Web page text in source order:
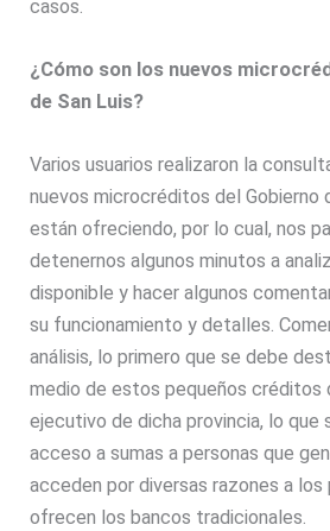
casos.
¿Cómo son los nuevos
de San Luis?
Varios usuarios realizaron la
nuevos microcréditos del Gobierno
están ofreciendo, por lo cual, nos
detenernos algunos minutos a
disponible y hacer algunos
su funcionamiento y detalles.
análisis, lo primero que se debe
medio de estos pequeños créditos
ejecutivo de dicha provincia, lo que
acceso a sumas a personas que
acceden por diversas razones a
ofrecen los bancos tradicionales.